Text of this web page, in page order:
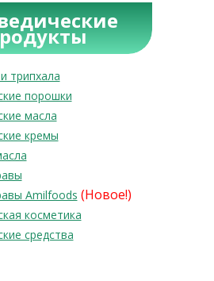
трипхала
порошки
масла
кремы
Amilfoods (Новое!)
косметика
средства